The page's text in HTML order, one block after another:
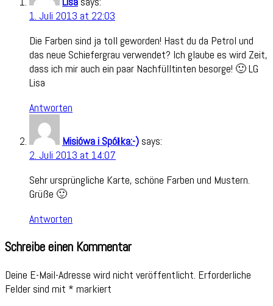
1. Juli 2013 at 22:03
Die Farben sind ja toll geworden! Hast du da Petrol und
das neue Schiefergrau verwendet? Ich glaube es wird Zeit,
dass ich mir auch ein paar Nachfülltinten besorge! 🙂 LG
Lisa
Antworten
Misiówa i Spółka:-) says:
2. Juli 2013 at 14:07
Sehr ursprüngliche Karte, schöne Farben und Mustern.
Grüße 🙂
Antworten
Schreibe einen Kommentar
Deine E-Mail-Adresse wird nicht veröffentlicht. Erforderliche
Felder sind mit * markiert